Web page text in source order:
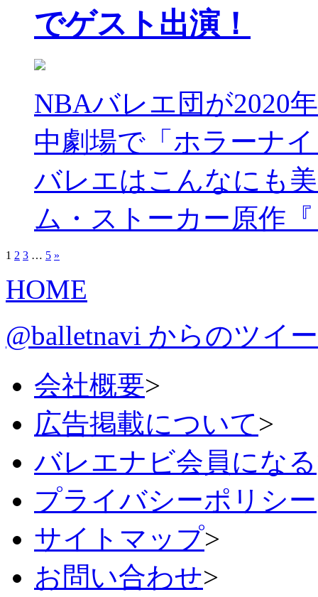
でゲスト出演！
NBAバレエ団が2020
中劇場で「ホラーナ
バレエはこんなにも
ム・ストーカー原作
1 2 3 … 5 »
HOME
@balletnavi からのツイ
会社概要>
広告掲載について>
バレエナビ会員になる
プライバシーポリシー
サイトマップ>
お問い合わせ>